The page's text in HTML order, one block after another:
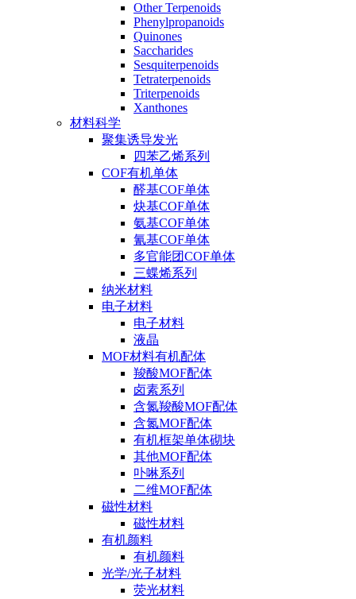
Other Terpenoids
Phenylpropanoids
Quinones
Saccharides
Sesquiterpenoids
Tetraterpenoids
Triterpenoids
Xanthones
材料科学
聚集诱导发光
四苯乙烯系列
COF有机单体
醛基COF单体
炔基COF单体
氨基COF单体
氰基COF单体
多官能团COF单体
三蝶烯系列
纳米材料
电子材料
电子材料
液晶
MOF材料有机配体
羧酸MOF配体
卤素系列
含氮羧酸MOF配体
含氮MOF配体
有机框架单体砌块
其他MOF配体
卟啉系列
二维MOF配体
磁性材料
磁性材料
有机颜料
有机颜料
光学/光子材料
荧光材料